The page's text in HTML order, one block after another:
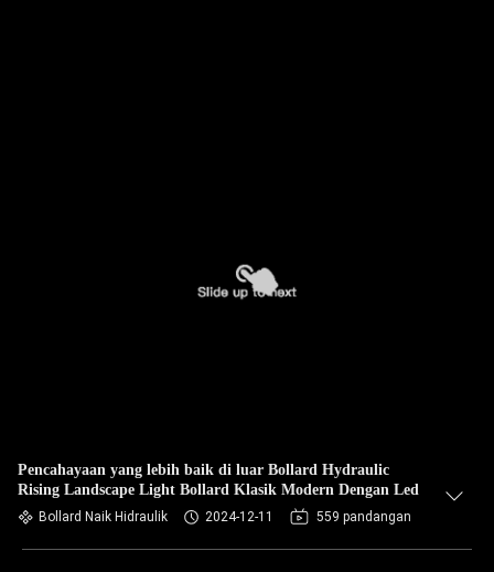
Pencahayaan yang lebih baik di luar Bollard Hydraulic
Rising Landscape Light Bollard Klasik Modern Dengan Led
Bollard Naik Hidraulik 2024-12-11 559 pandangan